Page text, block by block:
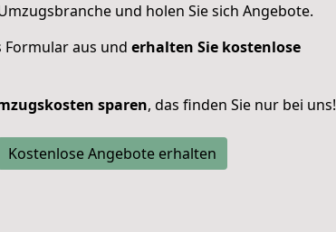
und holen Sie sich Angebote.
Formular aus und erhalten Sie kostenlose
sparen, das finden Sie nur bei uns!
Kostenlose Angebote erhalten